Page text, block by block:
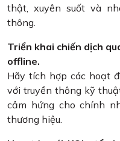
thật, xuyên suốt và
thông.
Triển khai chiến dịch
offline.
Hãy tích hợp các hoạt
với truyền thông kỹ
cảm hứng cho chính
thương hiệu.